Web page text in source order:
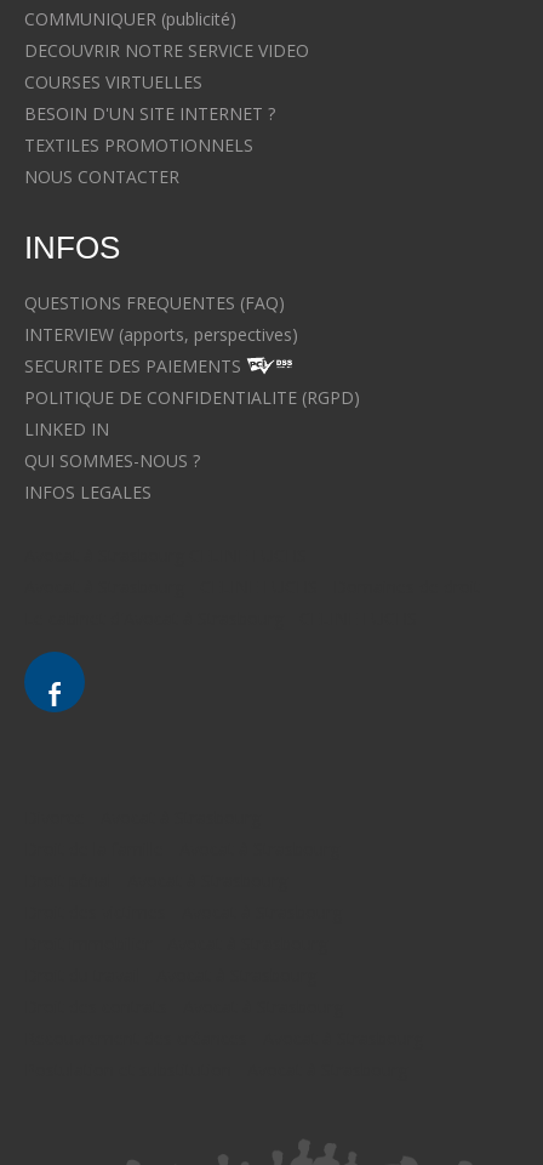
COMMUNIQUER (publicité)
DECOUVRIR NOTRE SERVICE VIDEO
COURSES VIRTUELLES
BESOIN D'UN SITE INTERNET ?
TEXTILES PROMOTIONNELS
NOUS CONTACTER
INFOS
QUESTIONS FREQUENTES (FAQ)
INTERVIEW (apports, perspectives)
SECURITE DES PAIEMENTS
POLITIQUE DE CONFIDENTIALITE (RGPD)
LINKED IN
QUI SOMMES-NOUS ?
INFOS LEGALES